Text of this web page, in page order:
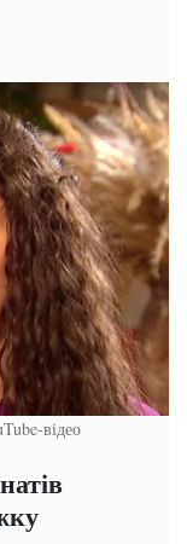
відео